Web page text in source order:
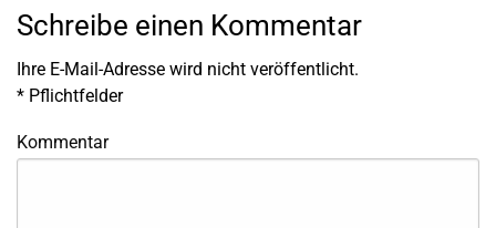
Schreibe einen Kommentar
Ihre E-Mail-Adresse wird nicht veröffentlicht.
* Pflichtfelder
Kommentar